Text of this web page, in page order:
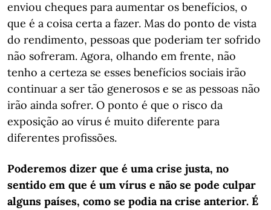
enviou cheques para aumentar os benefícios, o
que é a coisa certa a fazer. Mas do ponto de vista
do rendimento, pessoas que poderiam ter sofrido
não sofreram. Agora, olhando em frente, não
tenho a certeza se esses benefícios sociais irão
continuar a ser tão generosos e se as pessoas não
irão ainda sofrer. O ponto é que o risco da
exposição ao vírus é muito diferente para
diferentes profissões.
Poderemos dizer que é uma crise justa, no
sentido em que é um vírus e não se pode culpar
alguns países, como se podia na crise anterior. É